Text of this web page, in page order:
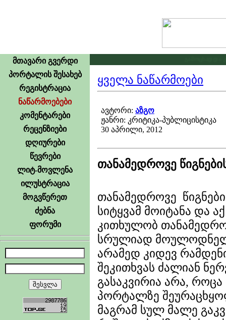
მთავარი გვერდი
პორტალის შესახებ
რეგისტრაცია
ნაწარმოებები
კომენტარები
რეცენზიები
დღიურები
წევრები
ლიტ-მოვლენა
ილუსტრაცია
მოგვწერეთ
ძებნა
ფორუმი
ყველა ნაწარმოები
ავტორი: აზგო
ჟანრი: კრიტიკა-პუბლიცისტიკა
30 აპრილი, 2012
თანამედროვე
თანამედროვე
სიტყვამ მოიტანა და
კითხულობ
სრულიად
არამედ კიდევ
შეკითხვას ძალიან
გასაკვირია არა, როცა
პორტალზე
მაგრამ სულ მალე